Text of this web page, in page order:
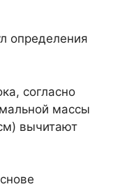
определения
согласно
массы
вычитают